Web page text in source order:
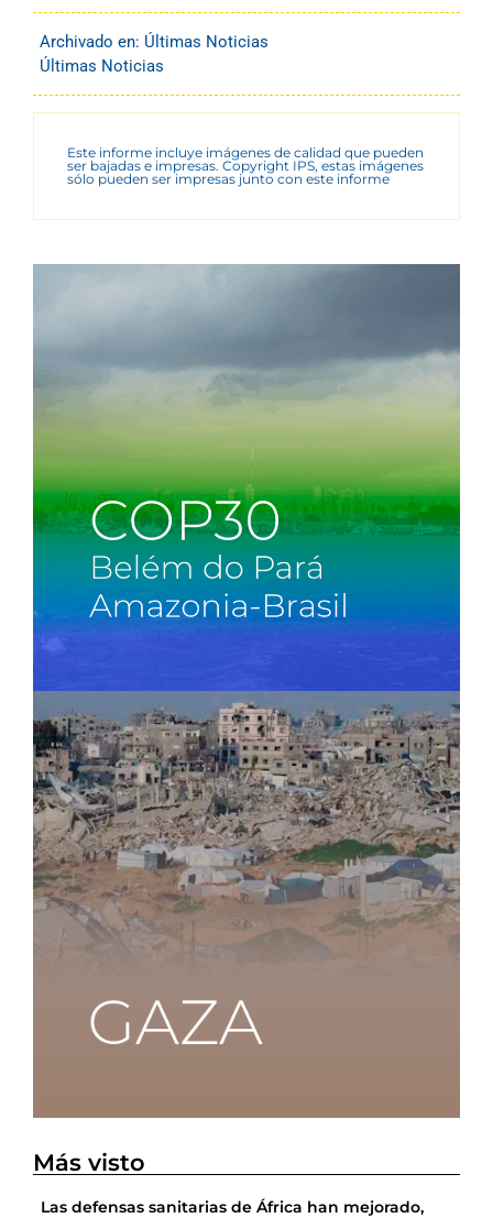
Archivado en: Últimas Noticias
Últimas Noticias
Este informe incluye imágenes de calidad que pueden
ser bajadas e impresas. Copyright IPS, estas imágenes
sólo pueden ser impresas junto con este informe
Más visto
Las defensas sanitarias de África han mejorado,